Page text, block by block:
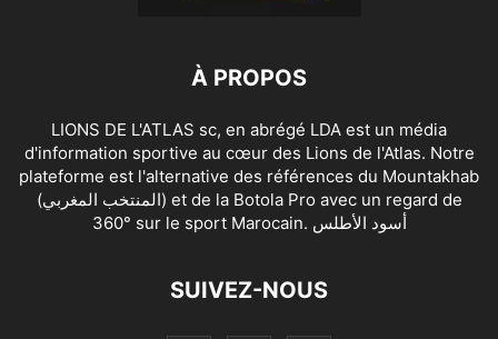
À PROPOS
LIONS DE L'ATLAS sc, en abrégé LDA est un média
d'information sportive au cœur des Lions de l'Atlas. Notre
plateforme est l'alternative des références du Mountakhab
(المنتخب المغربي) et de la Botola Pro avec un regard de
360° sur le sport Marocain. أسود الأطلس
SUIVEZ-NOUS